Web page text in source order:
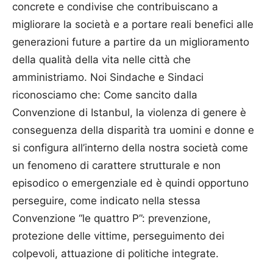
concrete e condivise che contribuiscano a
migliorare la società e a portare reali benefici alle
generazioni future a partire da un miglioramento
della qualità della vita nelle città che
amministriamo. Noi Sindache e Sindaci
riconosciamo che: Come sancito dalla
Convenzione di Istanbul, la violenza di genere è
conseguenza della disparità tra uomini e donne e
si configura all’interno della nostra società come
un fenomeno di carattere strutturale e non
episodico o emergenziale ed è quindi opportuno
perseguire, come indicato nella stessa
Convenzione “le quattro P”: prevenzione,
protezione delle vittime, perseguimento dei
colpevoli, attuazione di politiche integrate.